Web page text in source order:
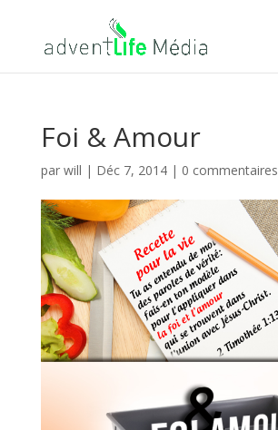
Foi & Amour
par will | Déc 7, 2014| 0 commentaires